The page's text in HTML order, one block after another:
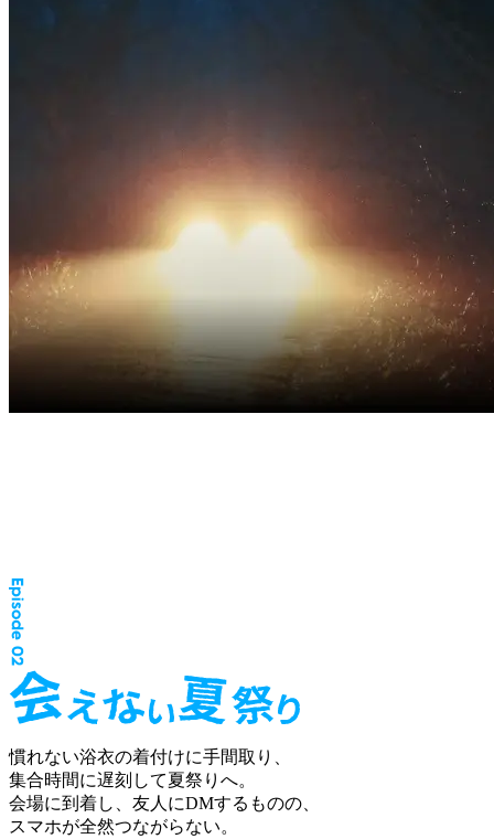
慣れない浴衣の着付けに手間取り、
集合時間に遅刻して夏祭りへ。
会場に到着し、友人にDMするものの、
スマホが全然つながらない。